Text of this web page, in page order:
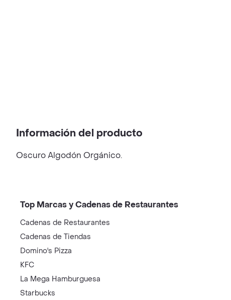
Información del producto
Oscuro Algodón Orgánico.
Top Marcas y Cadenas de Restaurantes
Cadenas de Restaurantes
Cadenas de Tiendas
Domino's Pizza
KFC
La Mega Hamburguesa
Starbucks